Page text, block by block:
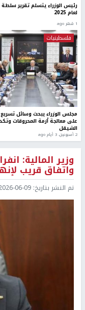
رئيس الوزراء يتسلم تقرير سلطة
لعام 2025
1 شهر ago
فلسطينيات
مجلس الوزراء يبحث وسائل
على معالجة أزمة المحروقات
الشيقل
2 أسبوعين، 3 أيام ago
وزير المالية:
واتفاق قريب
تم النشر بتاريخ: 06-09 13:29